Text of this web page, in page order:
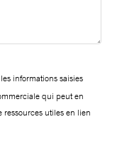
informations saisies
qui peut en
utiles en lien